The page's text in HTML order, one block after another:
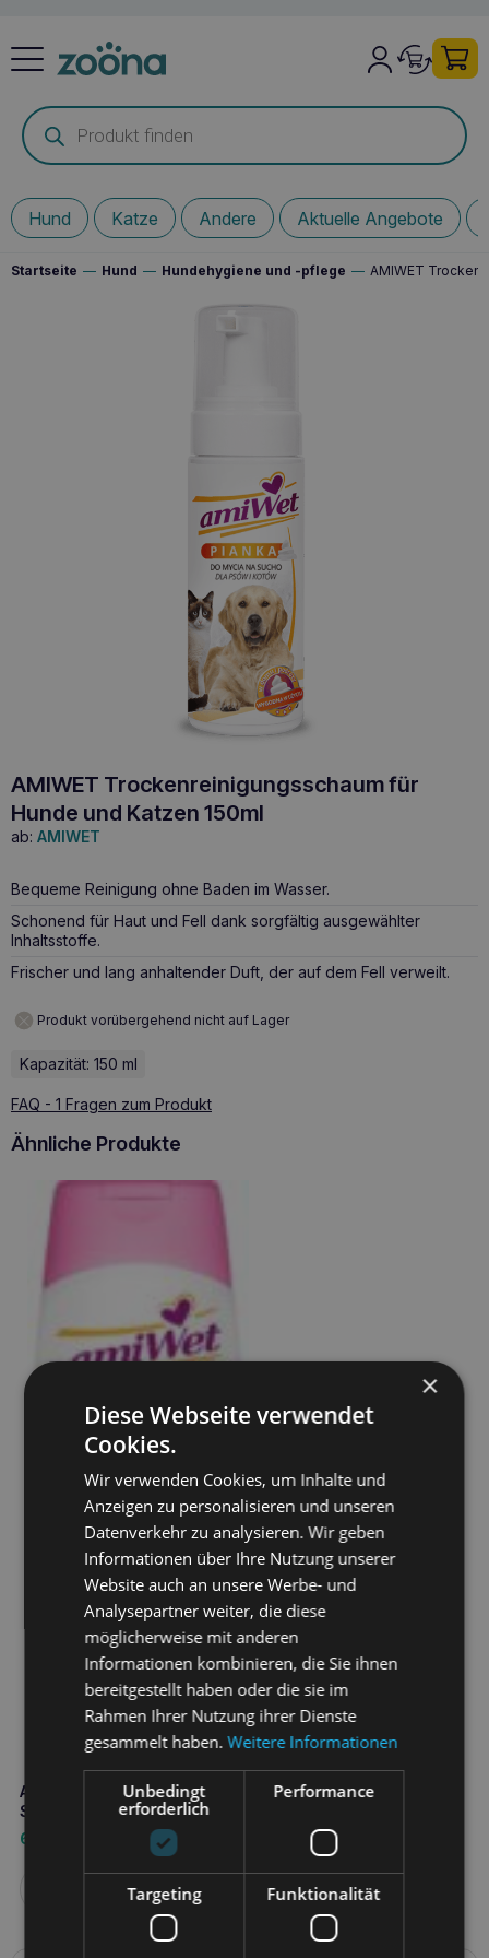
Products
search
Hund Katze Andere Aktuelle Angebote
Startseite — Hund — Hundehygiene und -pflege — AMIWET
AMIWET Trockenreinigungsschaum für
Hunde und Katzen 150ml
ab: AMIWET
Bequeme Reinigung ohne Baden im Wasser.
Schonend für Haut und Fell dank sorgfältig ausgewählter
Inhaltsstoffe.
Frischer und lang anhaltender Duft, der auf dem Fell verweilt.
Produkt vorübergehend nicht auf Lager
Kapazität: 150 ml
FAQ - 1 Fragen zum Produkt
Ähnliche Produkte
AMIWET beruhigendes
Shampoo 200ml
6,70
Weiterlesen
×
Diese Webseite verwendet
Cookies.
Wir verwenden Cookies, um Inhalte und
Anzeigen zu personalisieren und unseren
Datenverkehr zu analysieren. Wir geben
Informationen über Ihre Nutzung unserer
Website auch an unsere Werbe- und
Analysepartner weiter, die diese
möglicherweise mit anderen
Informationen kombinieren, die Sie ihnen
bereitgestellt haben oder die sie im
Rahmen Ihrer Nutzung ihrer Dienste
gesammelt haben.Weitere Informationen
Unbedingt
erforderlich
Performance
Targeting Funktionalität